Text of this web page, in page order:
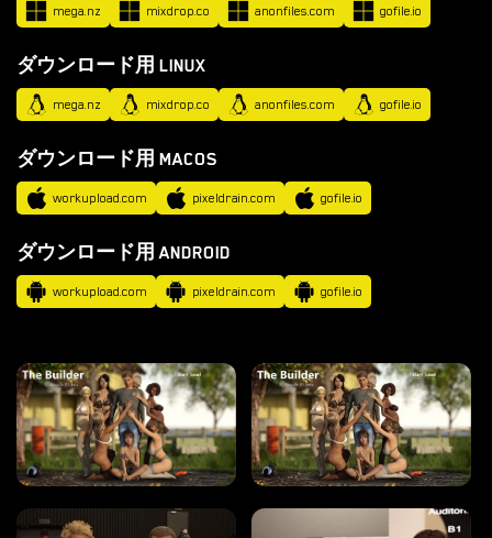
ー
を
ダ
ン
ロ
ー
ド
ANDROID ポルノ ゲーム
WINDOWS ポルノ ゲーム
MACOS ポルノ ゲーム
LINUX ポルノ ゲーム
mega.nz mixdrop.co anonfiles.com gofile.io
ダウンロード用 LINUX
mega.nz mixdrop.co anonfiles.com gofile.io
ダウンロード用 MACOS
workupload.com pixeldrain.com gofile.io
ダウンロード用 ANDROID
workupload.com pixeldrain.com gofile.io